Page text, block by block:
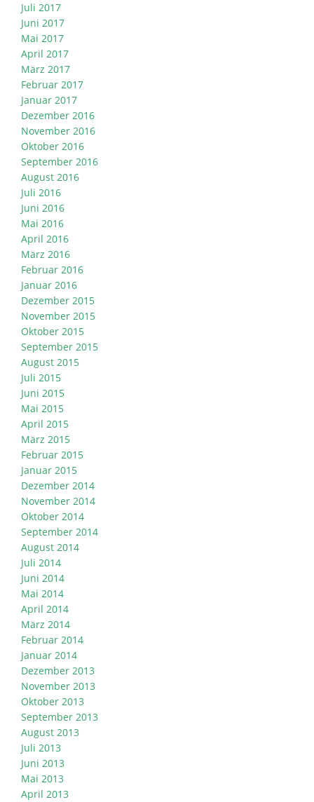
Juli 2017
Juni 2017
Mai 2017
April 2017
März 2017
Februar 2017
Januar 2017
Dezember 2016
November 2016
Oktober 2016
September 2016
August 2016
Juli 2016
Juni 2016
Mai 2016
April 2016
März 2016
Februar 2016
Januar 2016
Dezember 2015
November 2015
Oktober 2015
September 2015
August 2015
Juli 2015
Juni 2015
Mai 2015
April 2015
März 2015
Februar 2015
Januar 2015
Dezember 2014
November 2014
Oktober 2014
September 2014
August 2014
Juli 2014
Juni 2014
Mai 2014
April 2014
März 2014
Februar 2014
Januar 2014
Dezember 2013
November 2013
Oktober 2013
September 2013
August 2013
Juli 2013
Juni 2013
Mai 2013
April 2013